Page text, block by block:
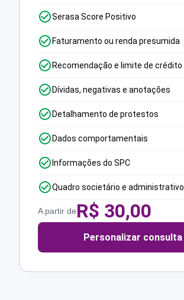
Serasa Score Positivo
Faturamento ou renda presumida
Recomendação e limite de crédito
Dívidas, negativas e anotações
Detalhamento de protestos
Dados comportamentais
Informações do SPC
Quadro societário e administrativo
A partir deR$ 30,00
Personalizar consulta